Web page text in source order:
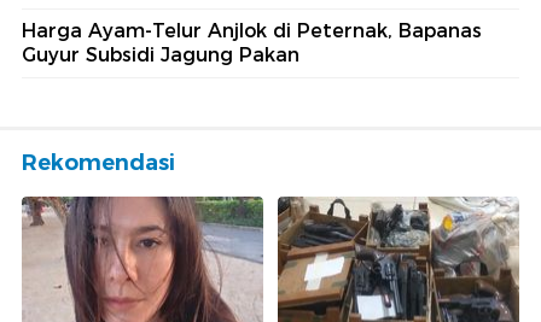
Harga Ayam-Telur Anjlok di Peternak, Bapanas
Guyur Subsidi Jagung Pakan
Rekomendasi